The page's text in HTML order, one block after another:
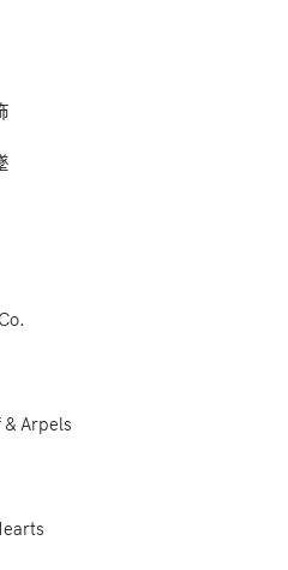
& Arpels